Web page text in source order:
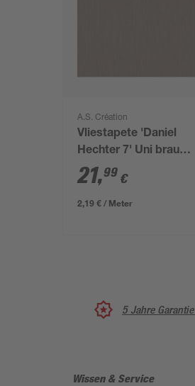
A.S. Création
Vliestapete 'Daniel
Hechter 7' Uni braun
0,53 x 10,05 m
21,99 €
2,19 € / Meter
5 Jahre
Wissen & Service